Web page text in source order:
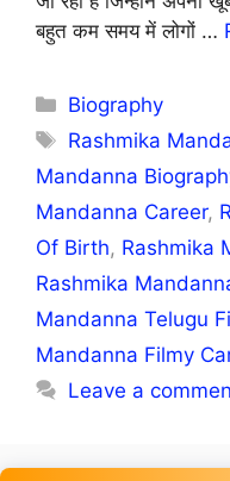
बहुत कम समय में लोगों …
Categories
Biography
Tags
Rashmika
Mandanna
Mandanna Career,
Of Birth, Rashmika
Rashmika
Mandanna Telugu
Mandanna Filmy
Leave a